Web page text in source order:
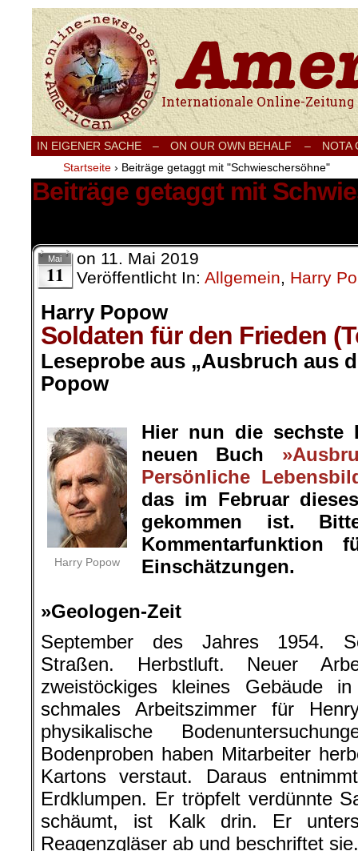
Internationale Onlinezeitung für Frieden,
IN EIGENER SACHE – ON OUR OWN BEHALF –
NOTA
Startseite › Beiträge getaggt mit "Schwieschersöhne"
Beiträge getaggt mit
Mai
11
on 11. Mai 2019
Veröffentlicht In: Allgemein, Harry
Harry Popow
Soldaten für den Frieden
Leseprobe aus „Ausbruch aus
Popow
Harry Popow
Hier nun die sechste
neuen Buch
Persönliche
das im Februar
gekommen ist.
Einschätzungen.
»Geologen-Zeit
September des Jahres 1954.
Straßen. Herbstluft. Neuer
zweistöckiges kleines Gebäude
schmales Arbeitszimmer für
physikalische
Bodenproben haben Mitarbeiter
Kartons verstaut. Daraus
Erdklumpen. Er tröpfelt verdünnte
schäumt, ist Kalk drin. Er
Reagenzgläser ab und beschriftet